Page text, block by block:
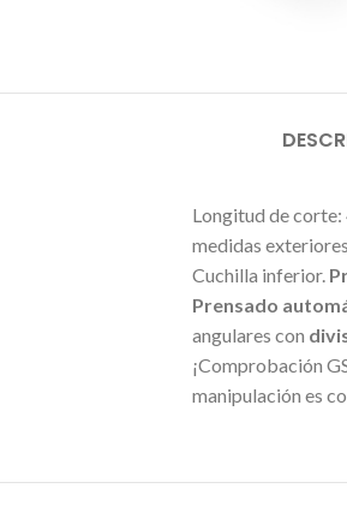
Longitud de corte:
medidas
Cuchilla inferior.
Prensado
angulares con
¡Comprobación
manipulación es